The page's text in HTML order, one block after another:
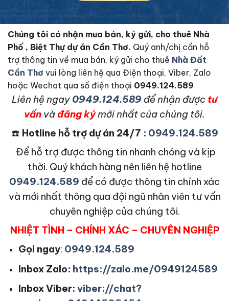
Chúng tôi có nhận mua bán, ký gửi, cho thuê Nhà
Phố , Biệt Thự dự án Cần Thơ. Quý anh/chị cần hỗ
trợ thông tin về mua bán, ký gửi cho thuê Nhà Đất
Cần Thơ vui lòng liên hệ qua Điện thoại, Viber, Zalo
hoặc Wechat qua số điện thoại 0949.124.589
Liên hệ ngay 0949.124.589 để nhận được tư
vấn vàđăng kýmới nhất của chúng tôi.
☎️ Hotline hỗ trợ dự án 24/7 : 0949.124.589
Để hỗ trợ được thông tin nhanh chóng và kịp
thời. Quý khách hàng nên liên hệ hotline
0949.124.589 để có được thông tin chính xác
và mới nhất thông qua đội ngũ nhân viên tư vấn
chuyên nghiệp của chúng tôi.
NHIỆT TÌNH – CHÍNH XÁC – CHUYÊN NGHIỆP
Gọi ngay: 0949.124.589
Inbox Zalo: https://zalo.me/0949124589
Inbox Viber: viber://chat?